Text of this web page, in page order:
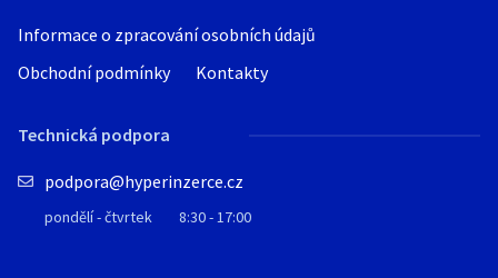
Informace o zpracování osobních údajů
Obchodní podmínky
Kontakty
Technická podpora
podpora@hyperinzerce.cz
pondělí - čtvrtek 8:30 - 17:00